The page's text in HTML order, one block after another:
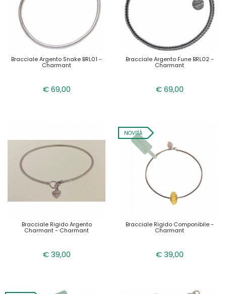
Bracciale Argento Snake BRL01 -
Charmant
€ 69,00
Bracciale Argento Fune BRL02 -
Charmant
€ 69,00
Bracciale Rigido Argento
Charmant - Charmant
€ 39,00
NOVITÀ
Bracciale Rigido Componibile -
Charmant
€ 39,00